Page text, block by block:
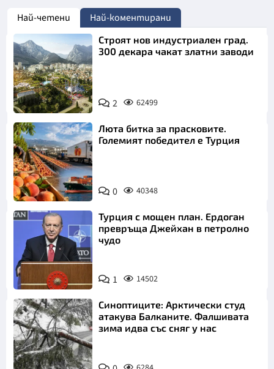
Най-четени Най-коментирани
Строят нов индустриален град.
300 декара чакат златни заводи
2 62499
Люта битка за прасковите.
Големият победител е Турция
0 40348
Турция с мощен план. Ердоган
превръща Джейхан в петролно
чудо
1 14502
Синоптиците: Арктически студ
атакува Балканите. Фалшивата
зима идва със сняг у нас